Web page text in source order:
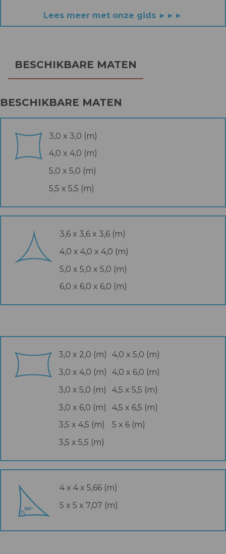
Lees meer met onze gids ►►►
BESCHIKBARE MATEN
BESCHIKBARE MATEN
3,0 x 3,0 (m)
4,0 x 4,0 (m)
5,0 x 5,0 (m)
5,5 x 5,5 (m)
3,6 x 3,6 x 3,6 (m)
4,0 x 4,0 x 4,0 (m)
5,0 x 5,0 x 5,0 (m)
6,0 x 6,0 x 6,0 (m)
3,0 x 2,0 (m)
3,0 x 4,0 (m)
3,0 x 5,0 (m)
3,0 x 6,0 (m)
3,5 x 4,5 (m)
3,5 x 5,5 (m)
4,0 x 5,0 (m)
4,0 x 6,0 (m)
4,5 x 5,5 (m)
4,5 x 6,5 (m)
5 x 6 (m)
4 x 4 x 5,66 (m)
5 x 5 x 7,07 (m)